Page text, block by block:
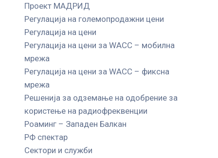
Проект МАДРИД
Регулација на големопродажни цени
Регулација на цени
Регулација на цени за WACC – мобилна
мрежа
Регулација на цени за WACC – фиксна
мрежа
Решенија за одземање на одобрение за
користење на радиофреквенции
Роаминг – Западен Балкан
РФ спектар
Сектори и служби